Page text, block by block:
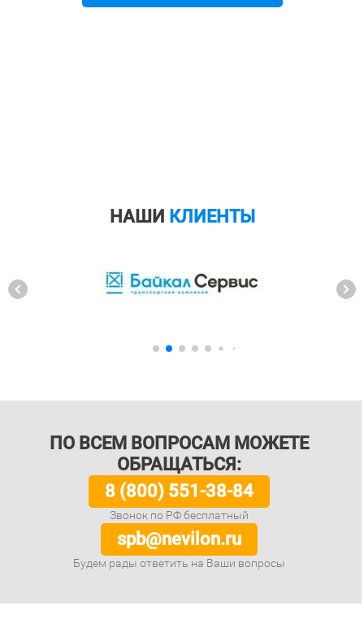
НАШИ КЛИЕНТЫ
ПО ВСЕМ ВОПРОСАМ МОЖЕТЕ
ОБРАЩАТЬСЯ:
8 (800) 551-38-84
Звонок по РФ бесплатный
spb@nevilon.ru
Будем рады ответить на Ваши вопросы